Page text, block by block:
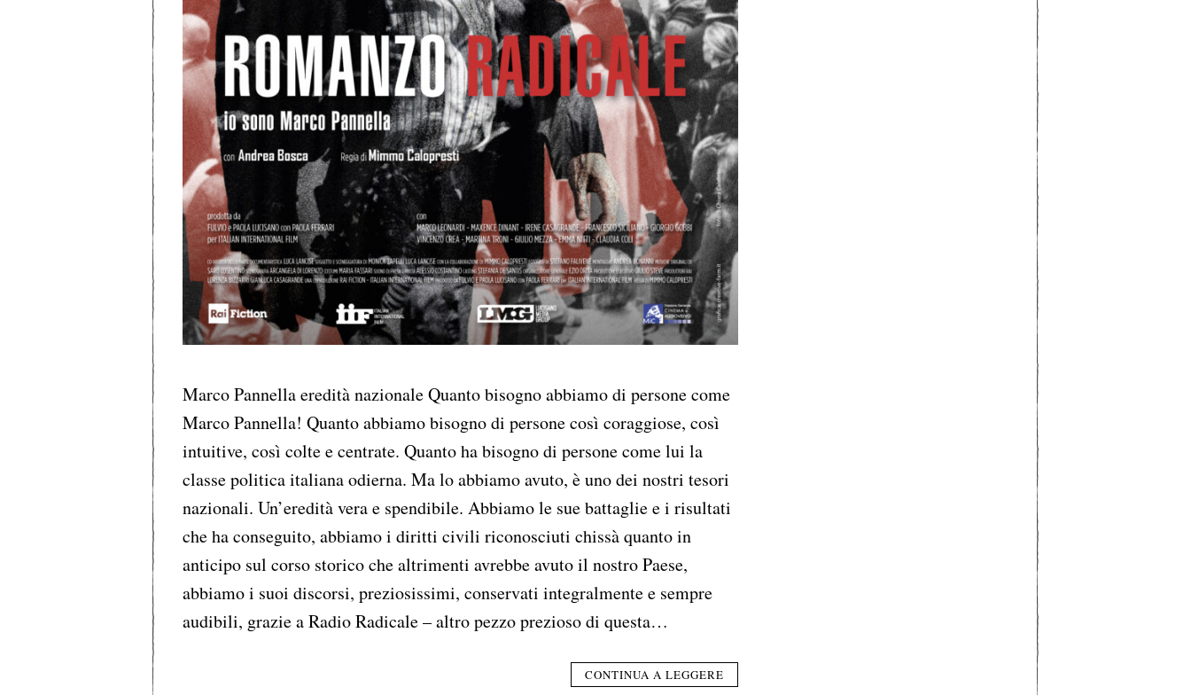
Marco Pannella eredità nazionale Quanto bisogno abbiamo di persone come
Marco Pannella! Quanto abbiamo bisogno di persone così coraggiose, così
intuitive, così colte e centrate. Quanto ha bisogno di persone come lui la
classe politica italiana odierna. Ma lo abbiamo avuto, è uno dei nostri tesori
nazionali. Un’eredità vera e spendibile. Abbiamo le sue battaglie e i risultati
che ha conseguito, abbiamo i diritti civili riconosciuti chissà quanto in
anticipo sul corso storico che altrimenti avrebbe avuto il nostro Paese,
abbiamo i suoi discorsi, preziosissimi, conservati integralmente e sempre
audibili, grazie a Radio Radicale – altro pezzo prezioso di questa…
CONTINUA A LEGGERE